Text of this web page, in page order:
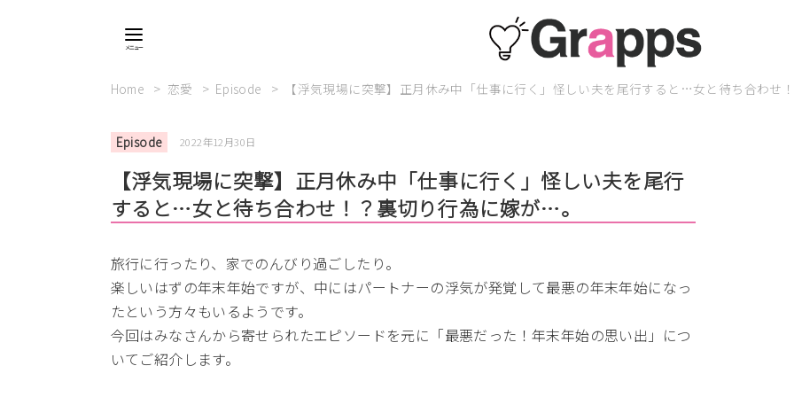
Home 恋愛 Episode 【浮気現場に突撃】正月休み中「仕事に行く」怪しい夫を尾行すると…女と待ち合わせ
Episode 2022年12月30日
【浮気現場に突撃】正月休み中「仕事に行く」怪しい夫を尾行
すると…女と待ち合わせ！？裏切り行為に嫁が…。
旅行に行ったり、家でのんびり過ごしたり。
楽しいはずの年末年始ですが、中にはパートナーの浮気が発覚して最悪の年末年始になっ
たという方々もいるようです。
今回はみなさんから寄せられたエピソードを元に「最悪だった！年末年始の思い出」につ
いてご紹介します。